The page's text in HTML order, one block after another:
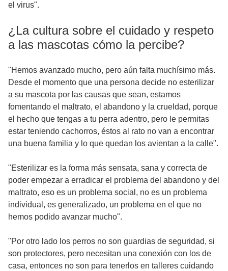
el virus".
¿La cultura sobre el cuidado y respeto
a las mascotas cómo la percibe?
"Hemos avanzado mucho, pero aún falta muchísimo más.
Desde el momento que una persona decide no esterilizar
a su mascota por las causas que sean, estamos
fomentando el maltrato, el abandono y la crueldad, porque
el hecho que tengas a tu perra adentro, pero le permitas
estar teniendo cachorros, éstos al rato no van a encontrar
una buena familia y lo que quedan los avientan a la calle".
"Esterilizar es la forma más sensata, sana y correcta de
poder empezar a erradicar el problema del abandono y del
maltrato, eso es un problema social, no es un problema
individual, es generalizado, un problema en el que no
hemos podido avanzar mucho".
"Por otro lado los perros no son guardias de seguridad, si
son protectores, pero necesitan una conexión con los de
casa, entonces no son para tenerlos en talleres cuidando